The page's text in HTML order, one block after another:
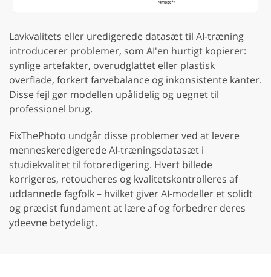
Lavkvalitets eller uredigerede datasæt til AI-træning
introducerer problemer, som AI'en hurtigt kopierer:
synlige artefakter, overudglattet eller plastisk
overflade, forkert farvebalance og inkonsistente kanter.
Disse fejl gør modellen upålidelig og uegnet til
professionel brug.
FixThePhoto undgår disse problemer ved at levere
menneskeredigerede AI-træningsdatasæt i
studiekvalitet til fotoredigering. Hvert billede
korrigeres, retoucheres og kvalitetskontrolleres af
uddannede fagfolk – hvilket giver AI-modeller et solidt
og præcist fundament at lære af og forbedrer deres
ydeevne betydeligt.